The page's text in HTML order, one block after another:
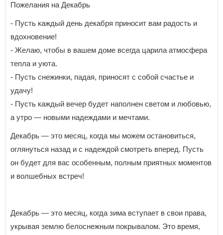
Пожелания на Декабрь
- Пусть каждый день декабря приносит вам радость и
вдохновение!
- Желаю, чтобы в вашем доме всегда царила атмосфера
тепла и уюта.
- Пусть снежинки, падая, приносят с собой счастье и
удачу!
- Пусть каждый вечер будет наполнен светом и любовью,
а утро — новыми надеждами и мечтами.
Декабрь — это месяц, когда мы можем остановиться,
оглянуться назад и с надеждой смотреть вперед. Пусть
он будет для вас особенным, полным приятных моментов
и волшебных встреч!
Декабрь — это месяц, когда зима вступает в свои права,
укрывая землю белоснежным покрывалом. Это время,